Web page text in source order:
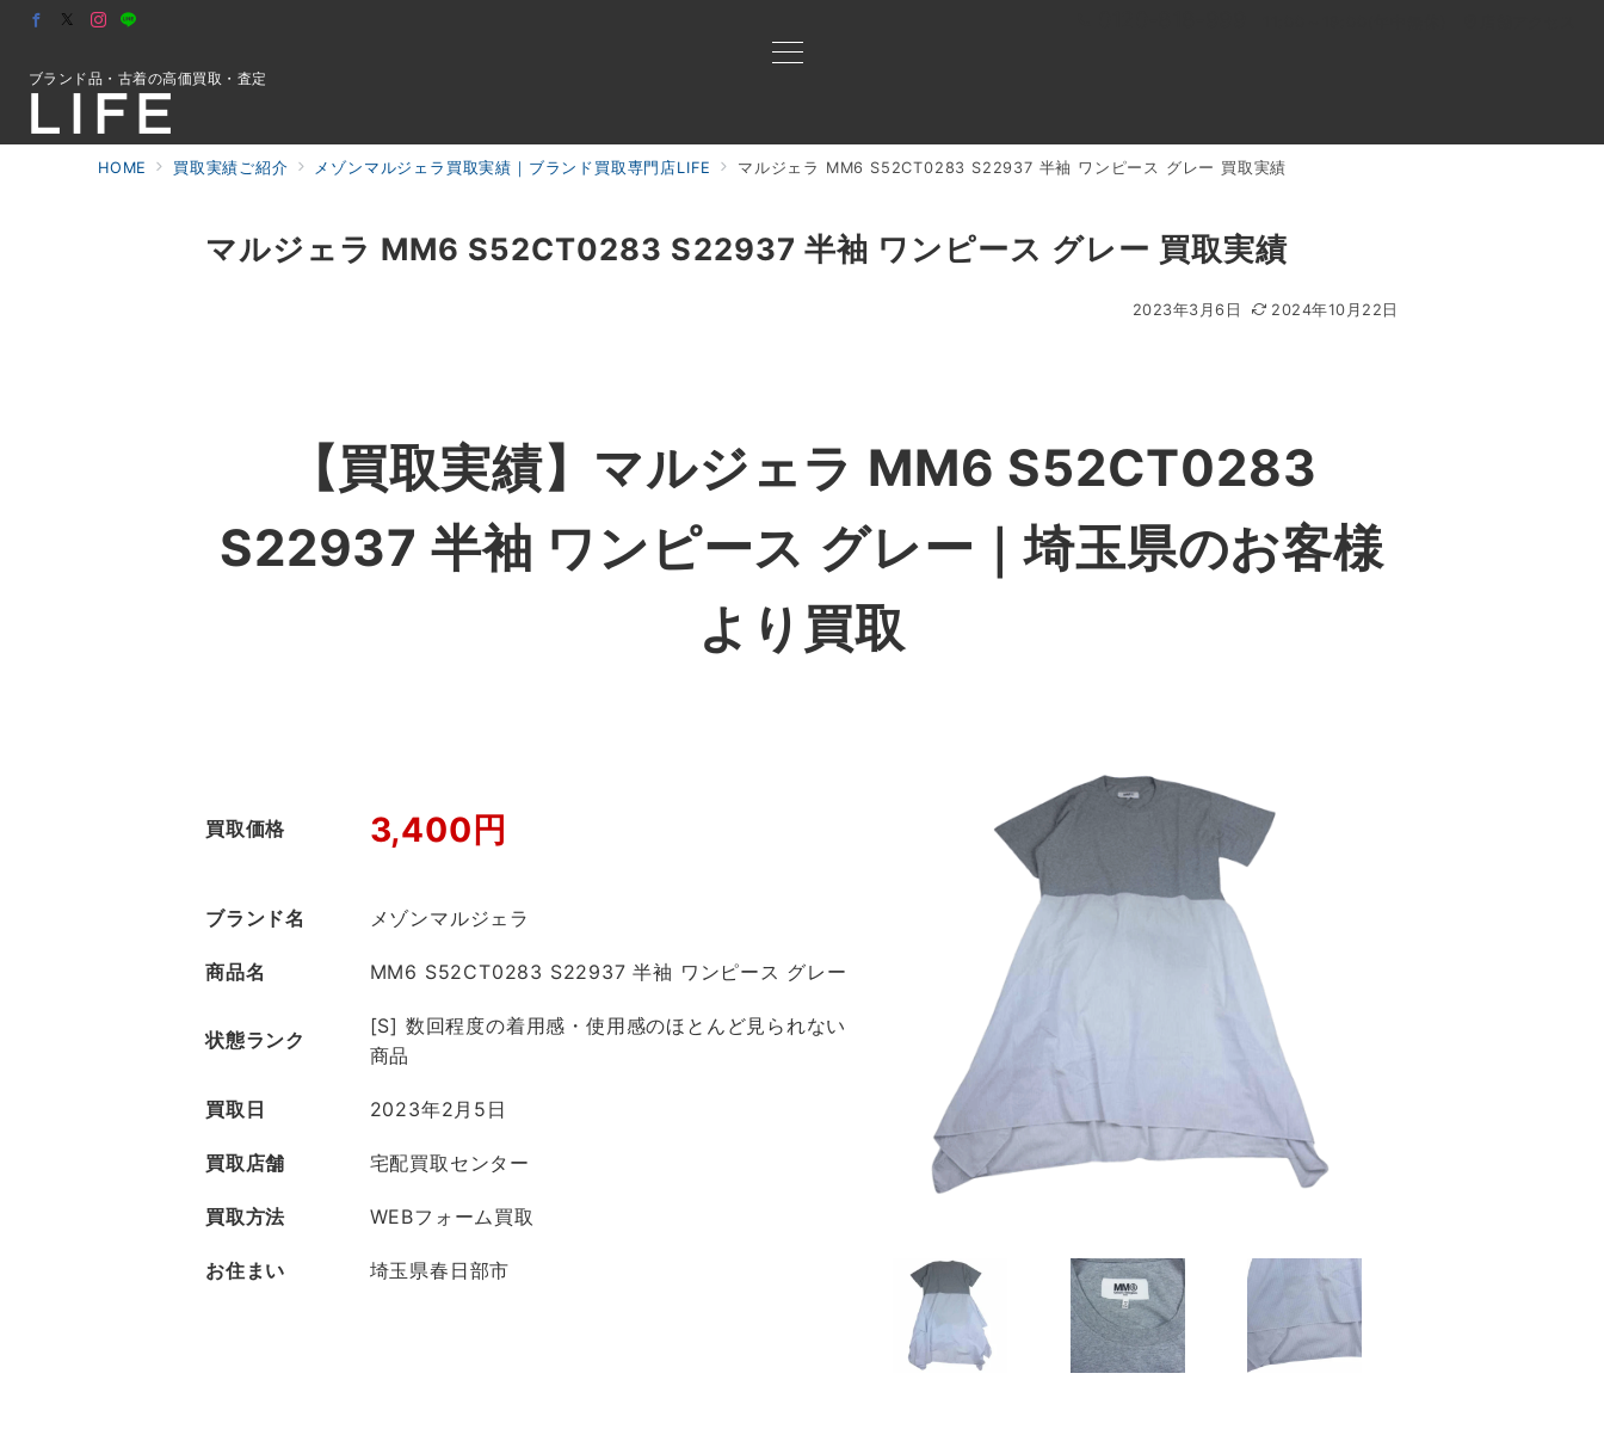
ブランド品・古着の高価買取・査定
HOME 買取実績ご紹介 メゾンマルジェラ買取実績｜ブランド買取専門店LIFE マルジェラ MM6 S52CT0283 S22937 半袖 ワンピース グレー 買取実績
マルジェラ MM6 S52CT0283 S22937 半袖 ワンピース グレー 買取実績
2023年3月6日 2024年10月22日
【買取実績】マルジェラ MM6 S52CT0283
S22937 半袖 ワンピース グレー｜埼玉県のお客様
より買取
買取価格 3,400円
ブランド名 メゾンマルジェラ
商品名 MM6 S52CT0283 S22937 半袖 ワンピース グレー
状態ランク
[S] 数回程度の着用感・使用感のほとんど見られない
商品
買取日 2023年2月5日
買取店舗 宅配買取センター
買取方法 WEBフォーム買取
お住まい 埼玉県春日部市